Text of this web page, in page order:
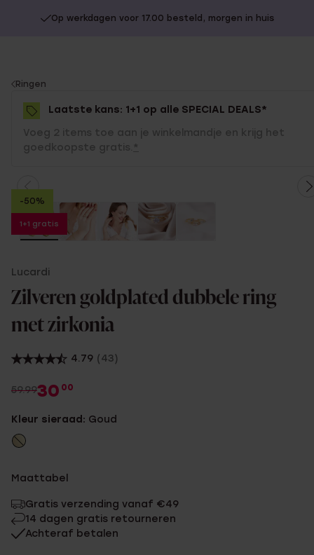
Op werkdagen voor 17.00 besteld, morgen in huis
You
are
here:
Ringen
Laatste kans: 1+1 op alle SPECIAL DEALS*
Voeg 2 items toe aan je winkelmandje en krijg het
goedkoopste gratis. *
-50%
1+1 gratis
Lucardi
Zilveren goldplated dubbele ring
met zirkonia
4.79 (43)
59.9930 00
Kleur sieraad: Goud
Maattabel
Gratis verzending vanaf €49
14 dagen gratis retourneren
Achteraf betalen